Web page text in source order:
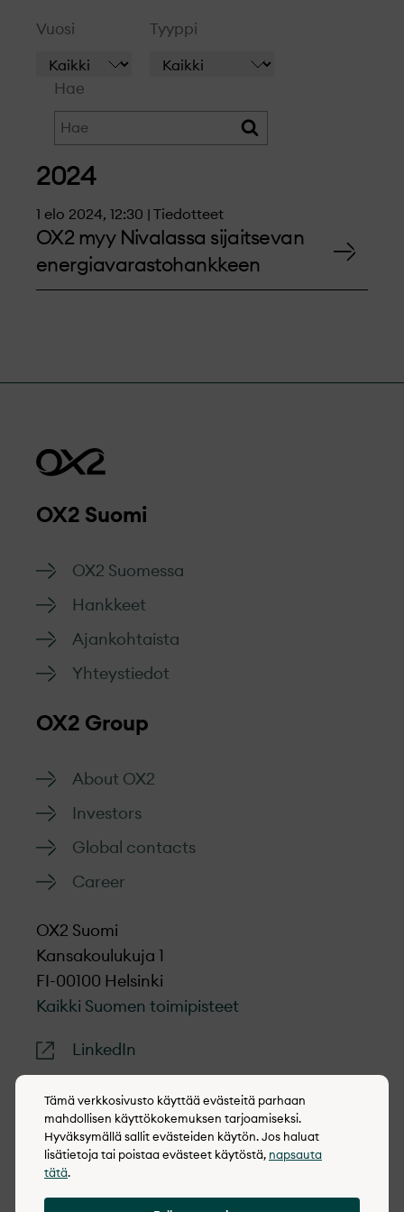
Vuosi Tyyppi
Hae
2024
1 elo 2024, 12:30 | Tiedotteet
OX2 myy Nivalassa sijaitsevan
energiavarastohankkeen
OX2 Suomi
OX2 Suomessa
Hankkeet
Ajankohtaista
Yhteystiedot
OX2 Group
About OX2
Investors
Global contacts
Career
OX2 Suomi
Kansakoulukuja 1
FI-00100 Helsinki
Kaikki Suomen toimipisteet
LinkedIn
© 2022-2026 OX2
Evästekäytäntö
Tämä verkkosivusto käyttää evästeitä parhaan
mahdollisen käyttökokemuksen tarjoamiseksi.
Hyväksymällä sallit evästeiden käytön. Jos haluat
lisätietoja tai poistaa evästeet käytöstä, napsauta
tätä.